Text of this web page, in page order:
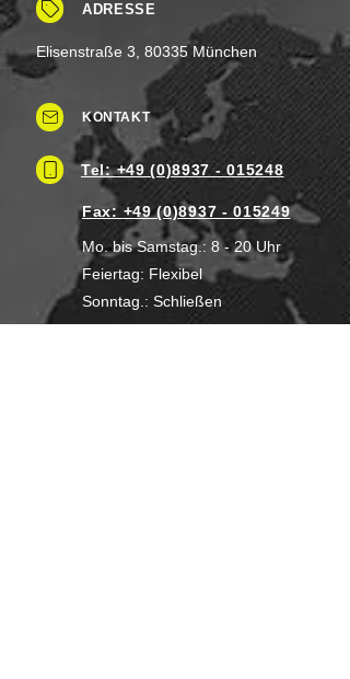
ADRESSE
Elisenstraße 3, 80335 München
KONTAKT
Tel: +49 (0)8937 - 015248
Fax:+49 (0)8937 - 015249
Mo. bis Samstag.: 8 - 20 Uhr
Feiertag: Flexibel
Sonntag.: Schließen